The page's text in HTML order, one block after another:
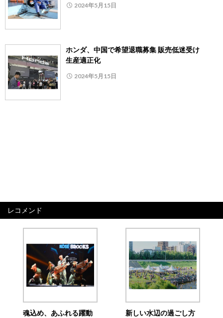
2024年5月15日
ホンダ、中国で希望退職募集 販売低迷受け
生産適正化
2024年5月15日
レコメンド
魂込め、あふれる躍動
新しい水辺の過ごし方